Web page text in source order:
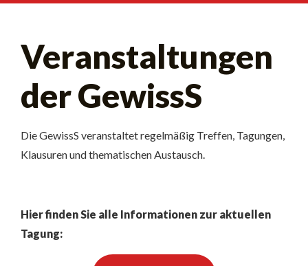
nach:
Veranstaltungen
der GewissS
Die GewissS veranstaltet regelmäßig Treffen, Tagungen,
Klausuren und thematischen Austausch.
Hier finden Sie alle Informationen zur aktuellen
Tagung: